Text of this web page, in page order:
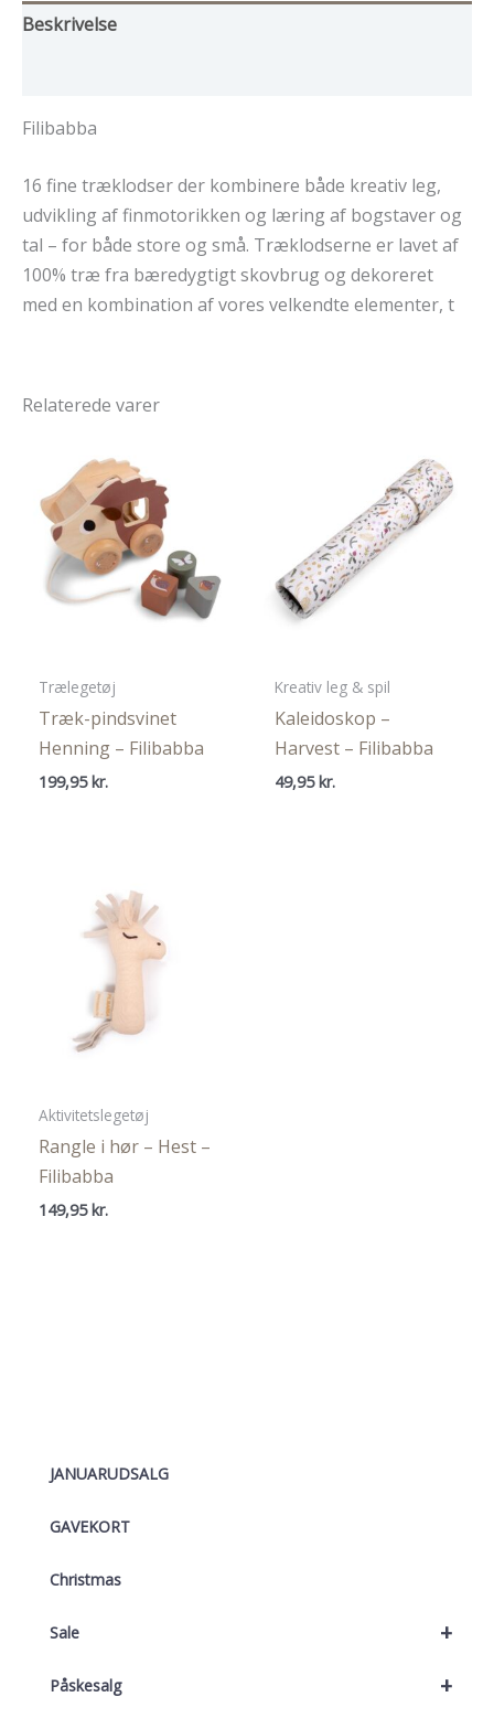
JANUARUDSALG
GAVEKORT
Christmas
+
Sale
+
Påskesalg
Beskrivelse
Filibabba
16 fine træklodser der kombinere både kreativ leg,
udvikling af finmotorikken og læring af bogstaver og
tal – for både store og små. Træklodserne er lavet af
100% træ fra bæredygtigt skovbrug og dekoreret
med en kombination af vores velkendte elementer, t
Relaterede varer
Trælegetøj
Træk-pindsvinet
Henning – Filibabba
199,95kr.
Kreativ leg & spil
Kaleidoskop –
Harvest – Filibabba
49,95kr.
Aktivitetslegetøj
Rangle i hør – Hest –
Filibabba
149,95kr.